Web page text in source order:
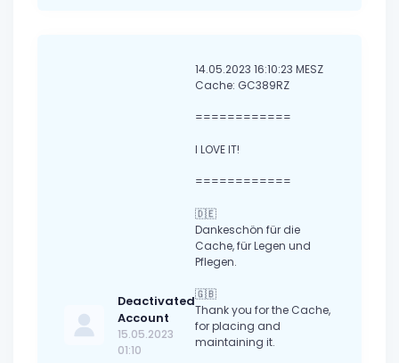
Deactivated
Account
15.05.2023
01:10
14.05.2023 16:10:23 MESZ
Cache: GC389RZ
============
I LOVE IT!
============
🇩🇪
Dankeschön für die
Cache, für Legen und
Pflegen.
🇬🇧
Thank you for the Cache,
for placing and
maintaining it.